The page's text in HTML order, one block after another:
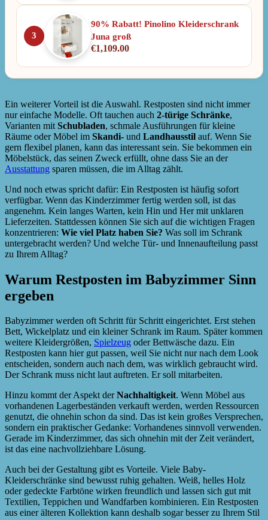
3
90% Rabatt! Pinolino Kleiderschrank
Juna groß
€1,109.00
Ein weiterer Vorteil ist die Auswahl. Restposten sind nicht immer
nur einfache Modelle. Oft tauchen auch 2-türige Schränke,
Varianten mit Schubladen, schmale Ausführungen für kleine
Räume oder Möbel im Skandi- und Landhausstil auf. Wenn Sie
gern flexibel planen, kann das interessant sein. Sie bekommen ein
Möbelstück, das seinen Zweck erfüllt, ohne dass Sie an der
Ausstattung sparen müssen, die im Alltag zählt.
Und noch etwas spricht dafür: Ein Restposten ist häufig sofort
verfügbar. Wenn das Kinderzimmer fertig werden soll, ist das
angenehm. Kein langes Warten, kein Hin und Her mit unklaren
Lieferzeiten. Stattdessen können Sie sich auf die wichtigen Fragen
konzentrieren: Wie viel Platz haben Sie? Was soll im Schrank
untergebracht werden? Und welche Tür- und Innenaufteilung passt
zu Ihrem Alltag?
Warum Restposten im Babyzimmer Sinn
ergeben
Babyzimmer werden oft Schritt für Schritt eingerichtet. Erst stehen
Bett, Wickelplatz und ein kleiner Schrank im Raum. Später kommen
weitere Kleidergrößen, Spielzeug oder Bettwäsche dazu. Ein
Restposten kann hier gut passen, weil Sie nicht nur nach dem Look
entscheiden, sondern auch nach dem, was wirklich gebraucht wird.
Der Schrank muss nicht laut auftreten. Er soll mitarbeiten.
Hinzu kommt der Aspekt derNachhaltigkeit. Wenn Möbel aus
vorhandenen Lagerbeständen verkauft werden, werden Ressourcen
genutzt, die ohnehin schon da sind. Das ist kein großes Versprechen,
sondern ein praktischer Gedanke: Vorhandenes sinnvoll verwenden.
Gerade im Kinderzimmer, das sich ohnehin mit der Zeit verändert,
ist das eine nachvollziehbare Lösung.
Auch bei der Gestaltung gibt es Vorteile. Viele Baby-
Kleiderschränke sind bewusst ruhig gehalten. Weiß, helles Holz
oder gedeckte Farbtöne wirken freundlich und lassen sich gut mit
Textilien, Teppichen und Wandfarben kombinieren. Ein Restposten
aus einer älteren Kollektion kann deshalb sogar besser zu Ihrem Stil